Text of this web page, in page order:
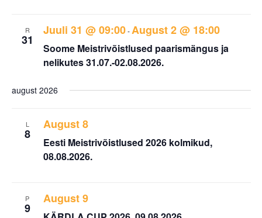
R
31
Juuli 31 @ 09:00-August 2 @ 18:00
Soome Meistrivõistlused paarismängus ja
nelikutes 31.07.-02.08.2026.
august 2026
L
8
August 8
Eesti Meistrivõistlused 2026 kolmikud,
08.08.2026.
P
9
August 9